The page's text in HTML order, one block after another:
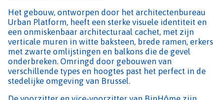
Het gebouw, ontworpen door het architectenbureau
Urban Platform, heeft een sterke visuele identiteit en
een onmiskenbaar architecturaal cachet, met zijn
verticale muren in witte baksteen, brede ramen, erkers
met zwarte omlijstingen en balkons die de gevel
onderbreken. Omringd door gebouwen van
verschillende types en hoogtes past het perfect in de
stedelijke omgeving van Brussel.